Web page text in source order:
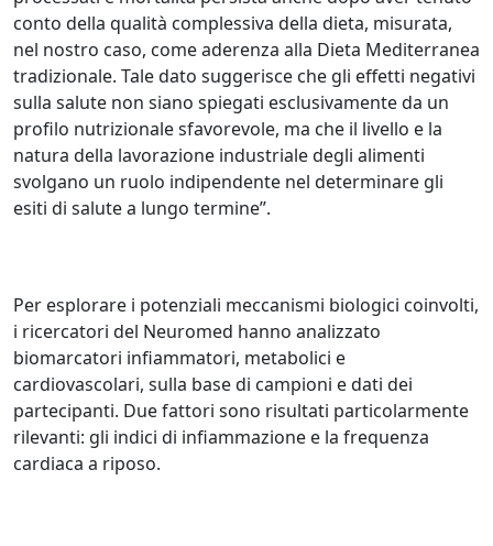
conto della qualità complessiva della dieta, misurata,
nel nostro caso, come aderenza alla Dieta Mediterranea
tradizionale. Tale dato suggerisce che gli effetti negativi
sulla salute non siano spiegati esclusivamente da un
profilo nutrizionale sfavorevole, ma che il livello e la
natura della lavorazione industriale degli alimenti
svolgano un ruolo indipendente nel determinare gli
esiti di salute a lungo termine”.
Per esplorare i potenziali meccanismi biologici coinvolti,
i ricercatori del Neuromed hanno analizzato
biomarcatori infiammatori, metabolici e
cardiovascolari, sulla base di campioni e dati dei
partecipanti. Due fattori sono risultati particolarmente
rilevanti: gli indici di infiammazione e la frequenza
cardiaca a riposo.